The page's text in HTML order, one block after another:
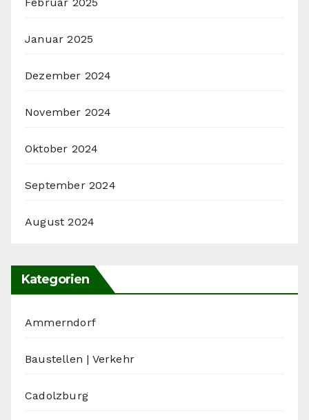
Januar 2025
Dezember 2024
November 2024
Oktober 2024
September 2024
August 2024
Kategorien
Ammerndorf
Baustellen | Verkehr
Cadolzburg